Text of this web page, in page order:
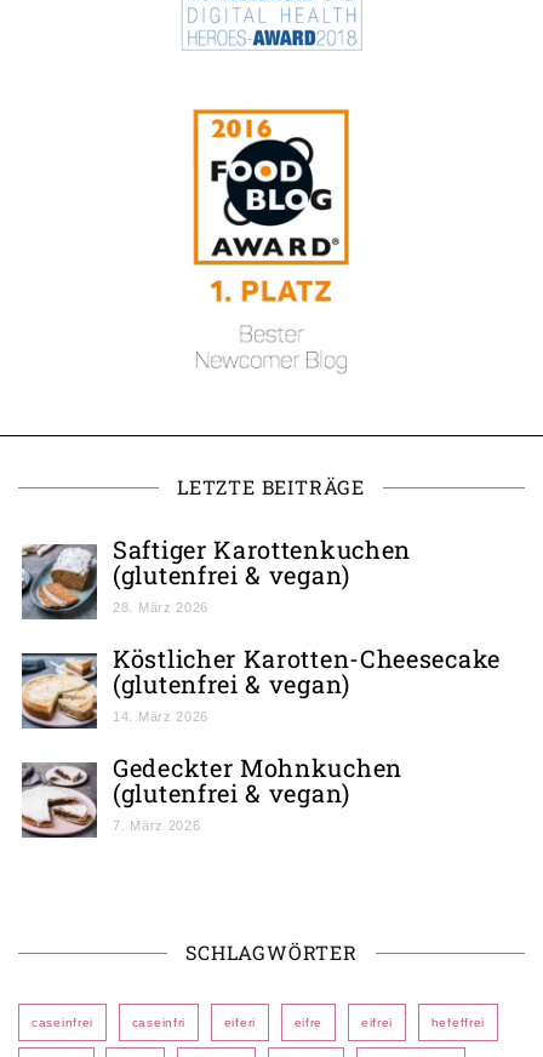
LETZTE BEITRÄGE
Saftiger Karottenkuchen
(glutenfrei & vegan)
28. März 2026
Köstlicher Karotten-Cheesecake
(glutenfrei & vegan)
14. März 2026
Gedeckter Mohnkuchen
(glutenfrei & vegan)
7. März 2026
SCHLAGWÖRTER
caseinfrei caseinfri eiferi eifre eifrei hefeffrei